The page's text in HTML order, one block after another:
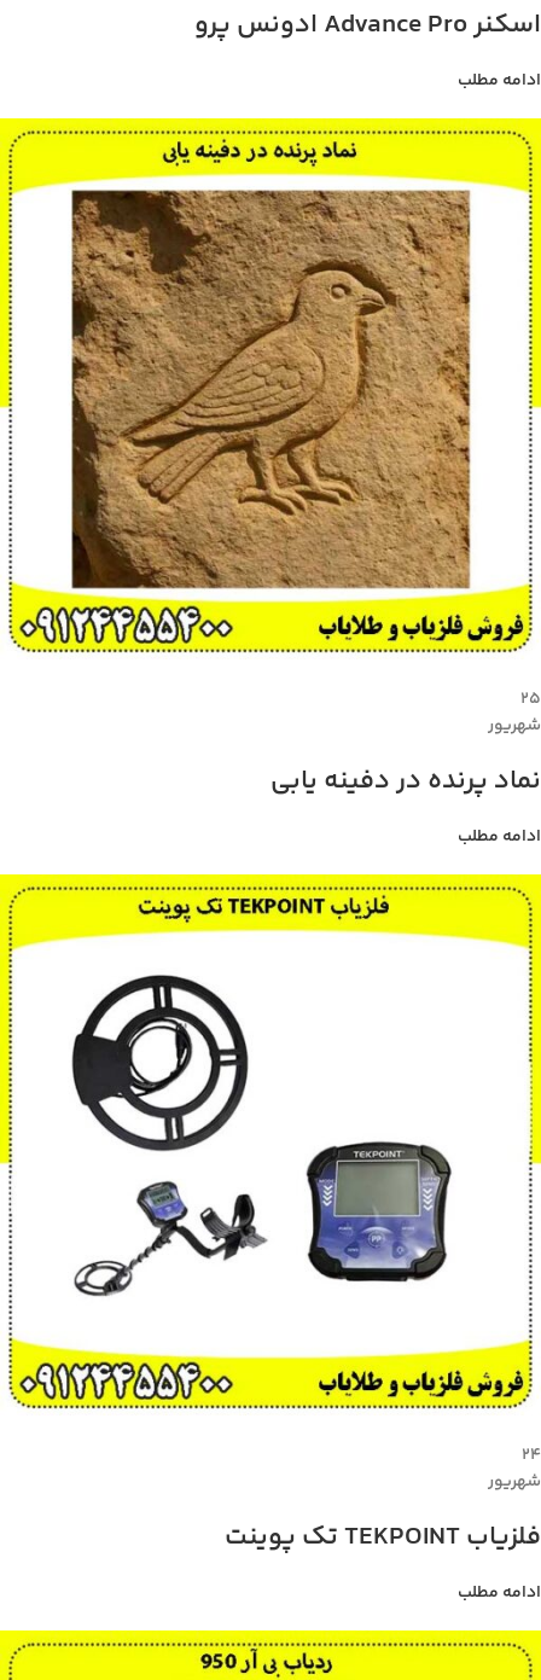
اسکنر Advance Pro ادونس پرو
ادامه مطلب
۲۵
شهریور
نماد پرنده در دفینه یابی
ادامه مطلب
۲۴
شهریور
فلزیاب TEKPOINT تک پوینت
ادامه مطلب